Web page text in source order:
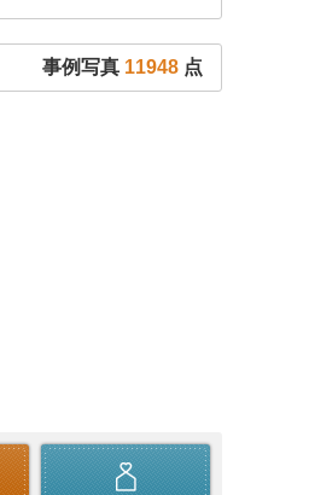
事例写真 11948 点